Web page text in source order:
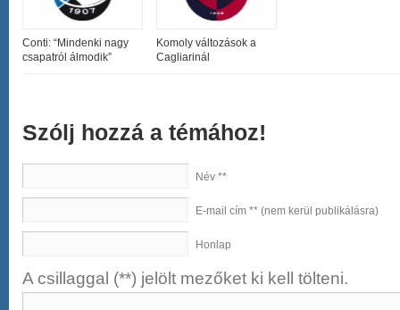
Conti: “Mindenki nagy
csapatról álmodik”
Komoly változások a
Cagliarinál
Szólj hozzá a témához!
Név **
E-mail cím ** (nem kerül publikálásra)
Honlap
A csillaggal (**) jelölt mezőket ki kell tölteni.